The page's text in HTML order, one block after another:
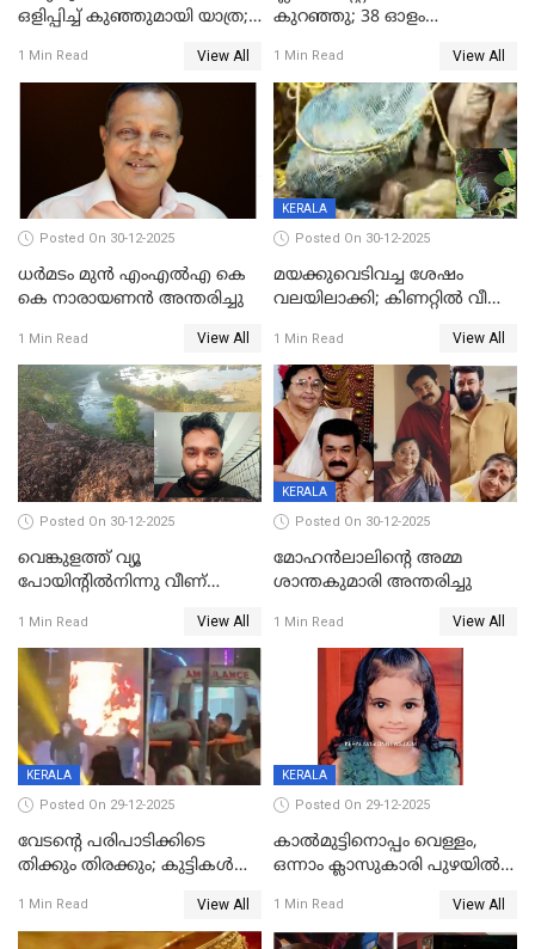
ഒളിപ്പിച്ച് കുഞ്ഞുമായി യാത്ര;
പിടികൂടി പൊലീസ്
1 Min Read View All
കുറഞ്ഞു; 38 ഓളം
സെന്ററിലെ അധ്യാപകന്‍
മർദിച്ചതായി പരാതി
1 Min Read View All
Posted On 30-12-2025
ധർമടം മുൻ എംഎല്‍എ കെ
കെ നാരായണന്‍ അന്തരിച്ചു
1 Min Read View All
KERALA
Posted On 30-12-2025
മയക്കുവെടിവച്ച ശേഷം
വലയിലാക്കി; കിണറ്റിൽ വീണ
1 Min Read View All
Posted On 30-12-2025
വെങ്കുളത്ത് വ്യൂ
പോയിന്റിൽനിന്നു വീണ്
1 Min Read View All
KERALA
Posted On 30-12-2025
മോഹന്‍ലാലിന്‍റെ അമ്മ
ശാന്തകുമാരി അന്തരിച്ചു
1 Min Read View All
KERALA
Posted On 29-12-2025
വേടന്റെ പരിപാടിക്കിടെ
തിക്കും തിരക്കും; കുട്ടികള്‍
പരിക്ക്; പാളം മറികടന്ന
യുവാവ് ട്രെയിന്‍ തട്ടി മരിച്ചു
1 Min Read View All
KERALA
Posted On 29-12-2025
കാൽമുട്ടിനൊപ്പം വെള്ളം,
ഒന്നാം ക്ലാസുകാരി പുഴയിൽ
കുട്ടികൾക്കൊപ്പം
കളിക്കുന്നതിനിടെ
1 Min Read View All